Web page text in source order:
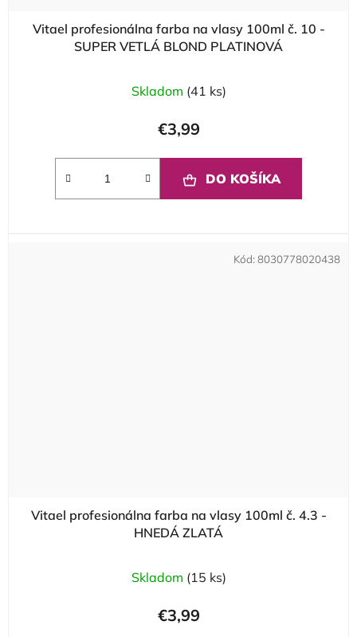
Vitael profesionálna farba na vlasy 100ml č. 10 -
SUPER VETLÁ BLOND PLATINOVÁ
Skladom (41 ks)
€3,99
DO KOŠÍKA
Vitael profesionálna farba na vlasy 100ml č. 4.3 -
HNEDÁ ZLATÁ
Skladom (15 ks)
€3,99
Kód: 8030778020438